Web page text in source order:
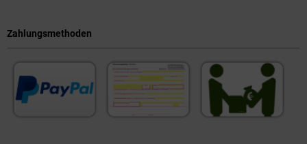
Zahlungsmethoden